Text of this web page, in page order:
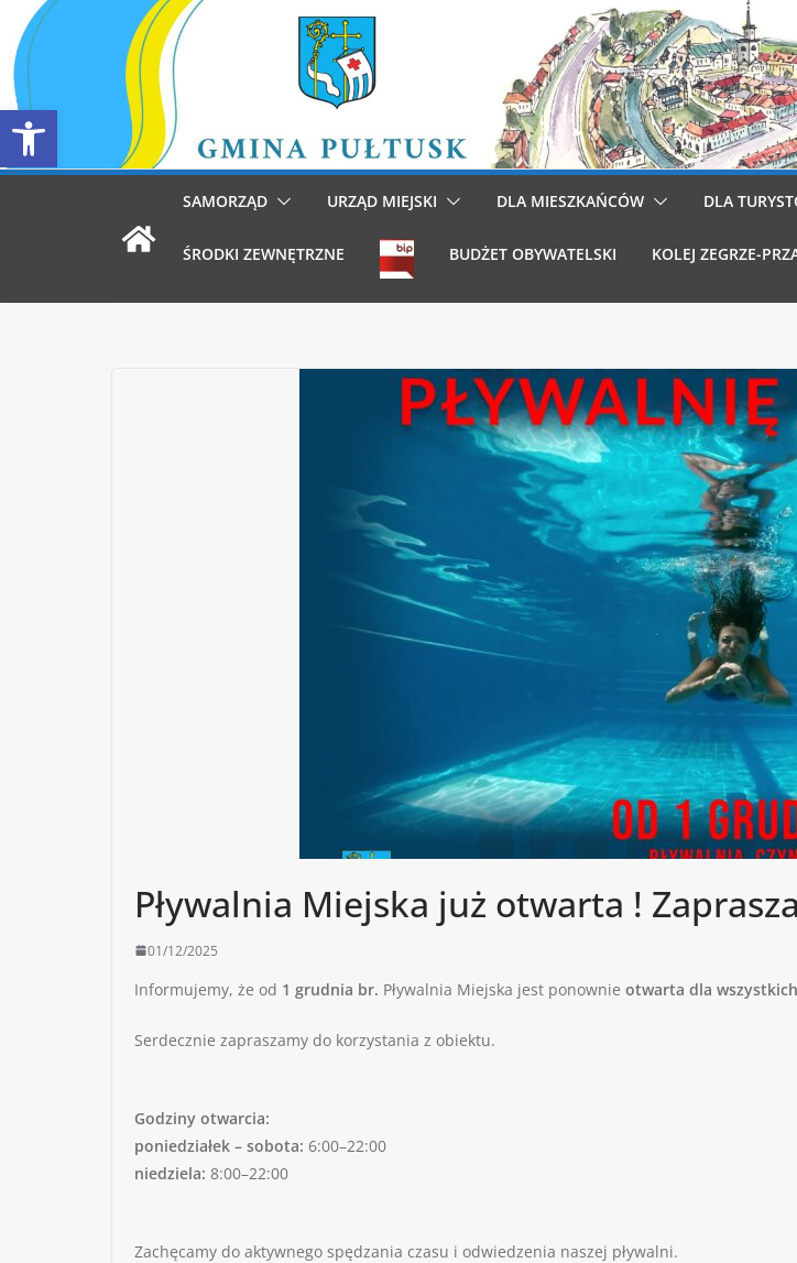
Otwórz pasek narzędzi
Przejdź
do
treści
SAMORZĄD URZĄD MIEJSKI DLA MIESZKAŃCÓW DLA
ŚRODKI ZEWNĘTRZNE BUDŻET OBYWATELSKI KOLEJ ZEGRZE-
Pływalnia Miejska już otwarta !
01/12/2025
Informujemy, że od 1 grudnia br. Pływalnia Miejska jest ponownie otwarta dla
Serdecznie zapraszamy do korzystania z obiektu.
Godziny otwarcia:
poniedziałek – sobota: 6:00–22:00
niedziela: 8:00–22:00
Zachęcamy do aktywnego spędzania czasu i odwiedzenia naszej pływalni.